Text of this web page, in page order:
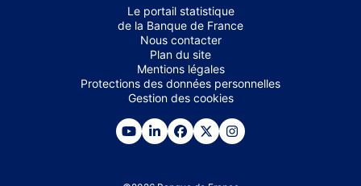
Le portail statistique
de la Banque de France
Nous contacter
Plan du site
Mentions légales
Protections des données personnelles
Gestion des cookies